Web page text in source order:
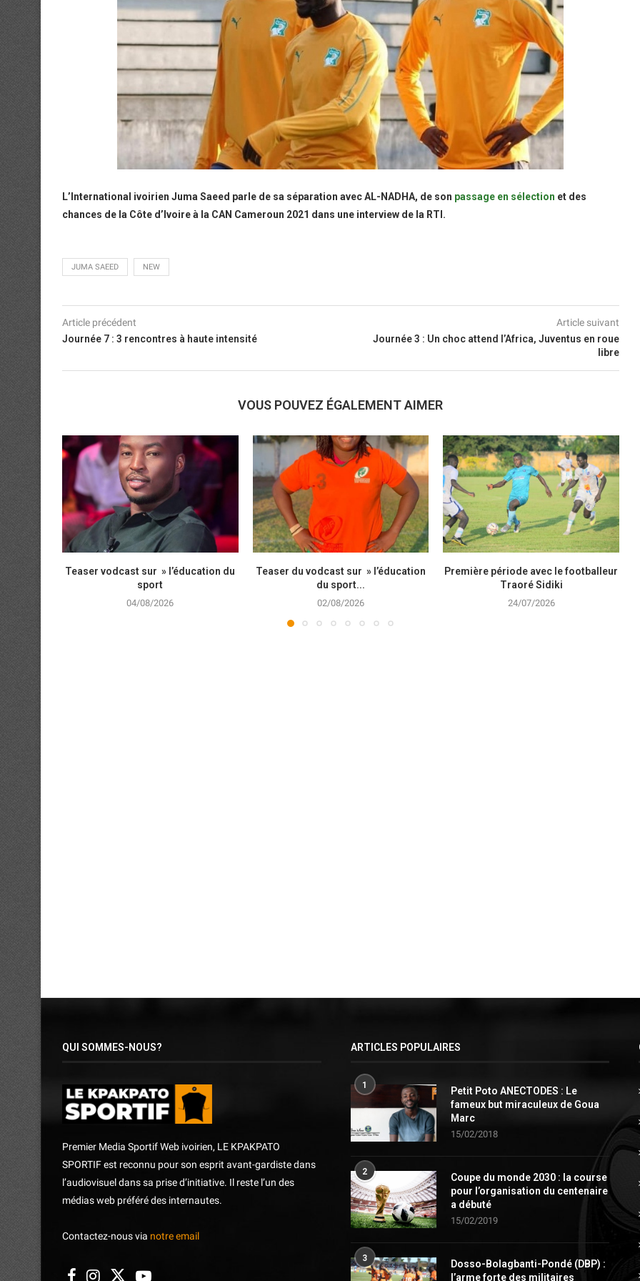
L’International ivoirien Juma Saeed parle de sa séparation avec AL-NADHA, de son passage en sélection et des
chances de la Côte d’Ivoire à la CAN Cameroun 2021 dans une interview de la RTI.
JUMA SAEED NEW
Article précédent
Journée 7 : 3 rencontres à haute intensité
Article suivant
Journée 3 : Un choc attend l’Africa, Juventus en roue
libre
VOUS POUVEZ ÉGALEMENT AIMER
Teaser vodcast sur » l’éducation du
sport
04/08/2026
Teaser du vodcast sur » l’éducation
du sport...
02/08/2026
Première période avec le footballeur
Traoré Sidiki
24/07/2026
QUI SOMMES-NOUS?
Premier Media Sportif Web ivoirien, LE KPAKPATO
SPORTIF est reconnu pour son esprit avant-gardiste dans
l’audiovisuel dans sa prise d’initiative. Il reste l’un des
médias web préféré des internautes.
Contactez-nous via notre email
ARTICLES POPULAIRES
1
Petit Poto ANECTODES : Le
fameux but miraculeux de Goua
Marc
15/02/2018
2
Coupe du monde 2030 : la course
pour l’organisation du centenaire
a débuté
15/02/2019
3
Dosso-Bolagbanti-Pondé (DBP) :
l’arme forte des militaires